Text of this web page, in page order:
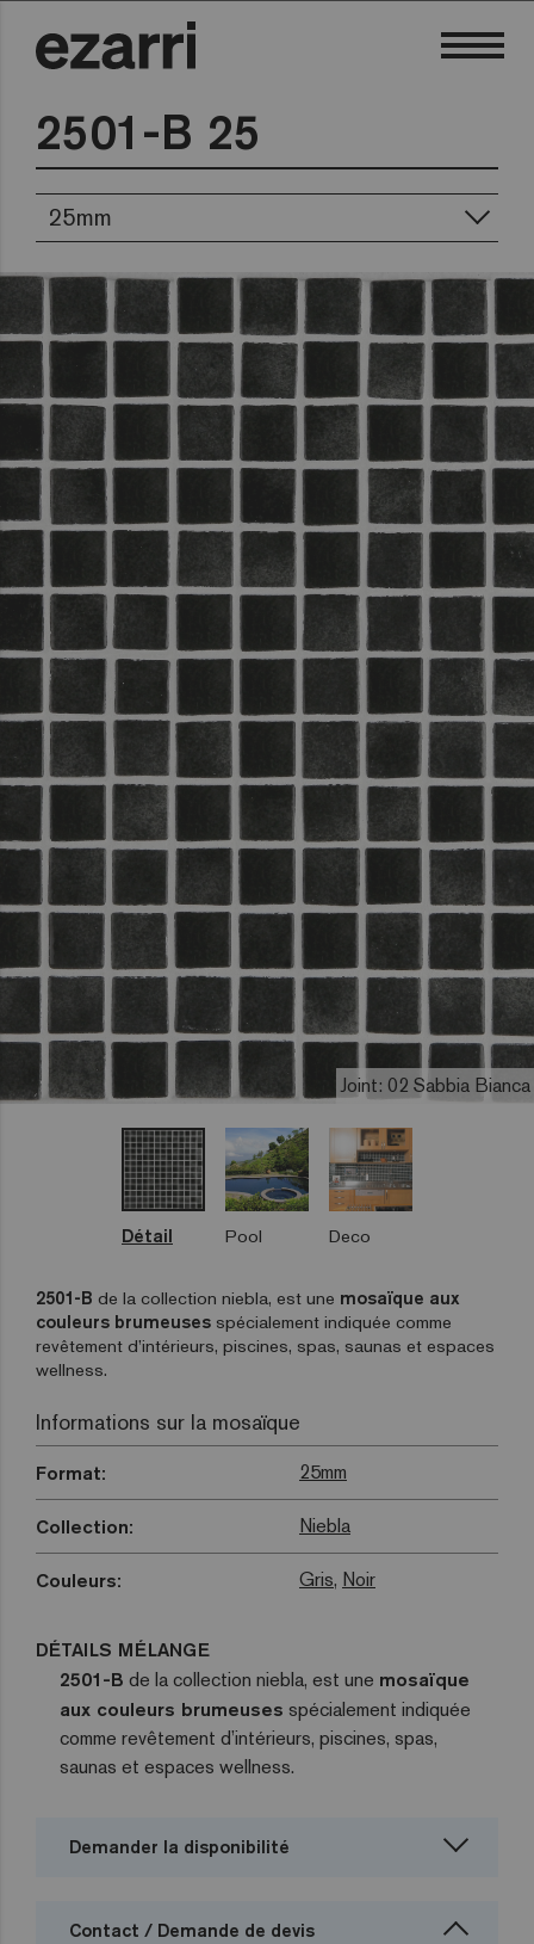
2501-B 25
25mm
Joint: 02 Sabbia Bianca
Détail Pool Deco
2501-B de la collection niebla, est une mosaïque aux
couleurs brumeuses spécialement indiquée comme
revêtement d’intérieurs, piscines, spas, saunas et espaces
wellness.
Informations sur la mosaïque
Format: 25mm
Collection: Niebla
Couleurs: Gris, Noir
DÉTAILS MÉLANGE
2501-B de la collection niebla, est une mosaïque
aux couleurs brumeuses spécialement indiquée
comme revêtement d’intérieurs, piscines, spas,
saunas et espaces wellness.
Demander la disponibilité
Contact / Demande de devis